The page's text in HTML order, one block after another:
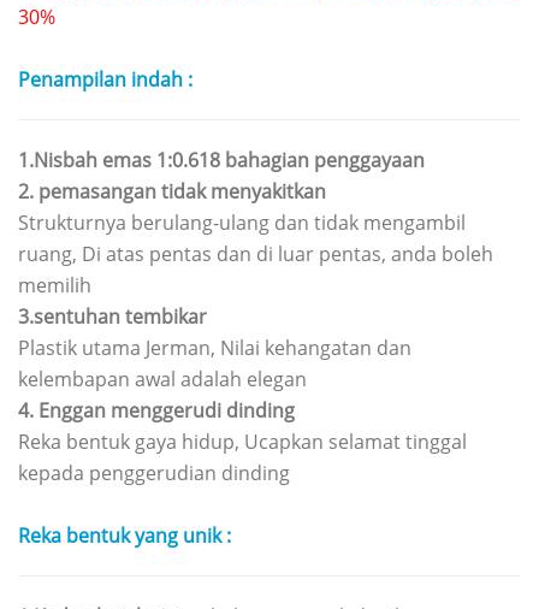
30%
Penampilan indah :
1.Nisbah emas 1:0.618 bahagian penggayaan
2. pemasangan tidak menyakitkan
Strukturnya berulang-ulang dan tidak mengambil
ruang, Di atas pentas dan di luar pentas, anda boleh
memilih
3.sentuhan tembikar
Plastik utama Jerman, Nilai kehangatan dan
kelembapan awal adalah elegan
4. Enggan menggerudi dinding
Reka bentuk gaya hidup, Ucapkan selamat tinggal
kepada penggerudian dinding
Reka bentuk yang unik: